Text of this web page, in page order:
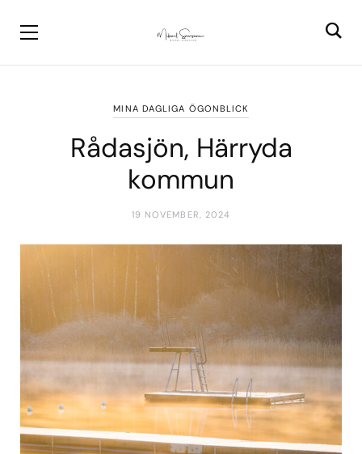
MINA DAGLIGA ÖGONBLICK
Rådasjön, Härryda
kommun
19 NOVEMBER, 2024